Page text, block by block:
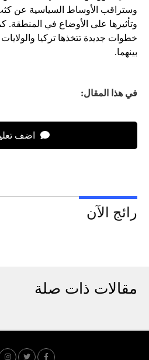
وستراقب الأوساط السياسية عن
وتأثيرها على الأوضاع في المنطقة.
خطوات جديدة تتخذها تركيا والولايات
بينهما.
في هذا المقال:
اضف
رائج الآن
مقالات ذات صلة